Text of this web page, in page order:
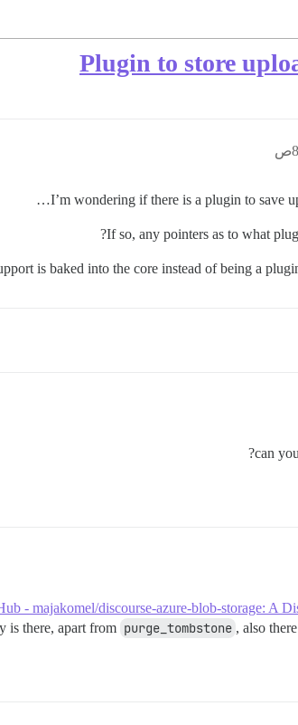
Plugin to store
I’m wondering if there is a plugin to save
If so, any pointers as to what
is baked into the core instead of being a
- majakomel/discourse-azure-blob-storage: A
is there, apart from purge_tombstone , also